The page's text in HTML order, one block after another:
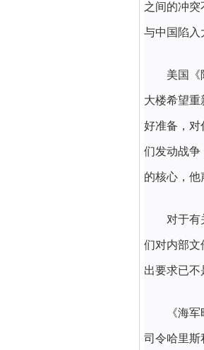
之间的冲突
与中国陷入
美国《
大楼希望
好准备，对
们发动战争
的核心，他
对于有
们对内部文
出要求已不
《海
司令哈里斯